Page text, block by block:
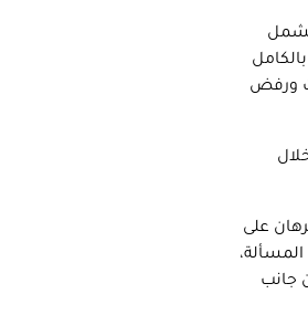
يشمل
ورفض
على
جانب